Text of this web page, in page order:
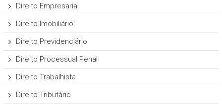
Direito Empresarial
Direito Imobiliário
Direito Previdenciário
Direito Processual Penal
Direito Trabalhista
Direito Tributário